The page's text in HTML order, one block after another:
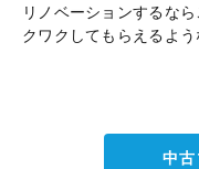
リノベーションするな
クワクしてもらえるよう
中